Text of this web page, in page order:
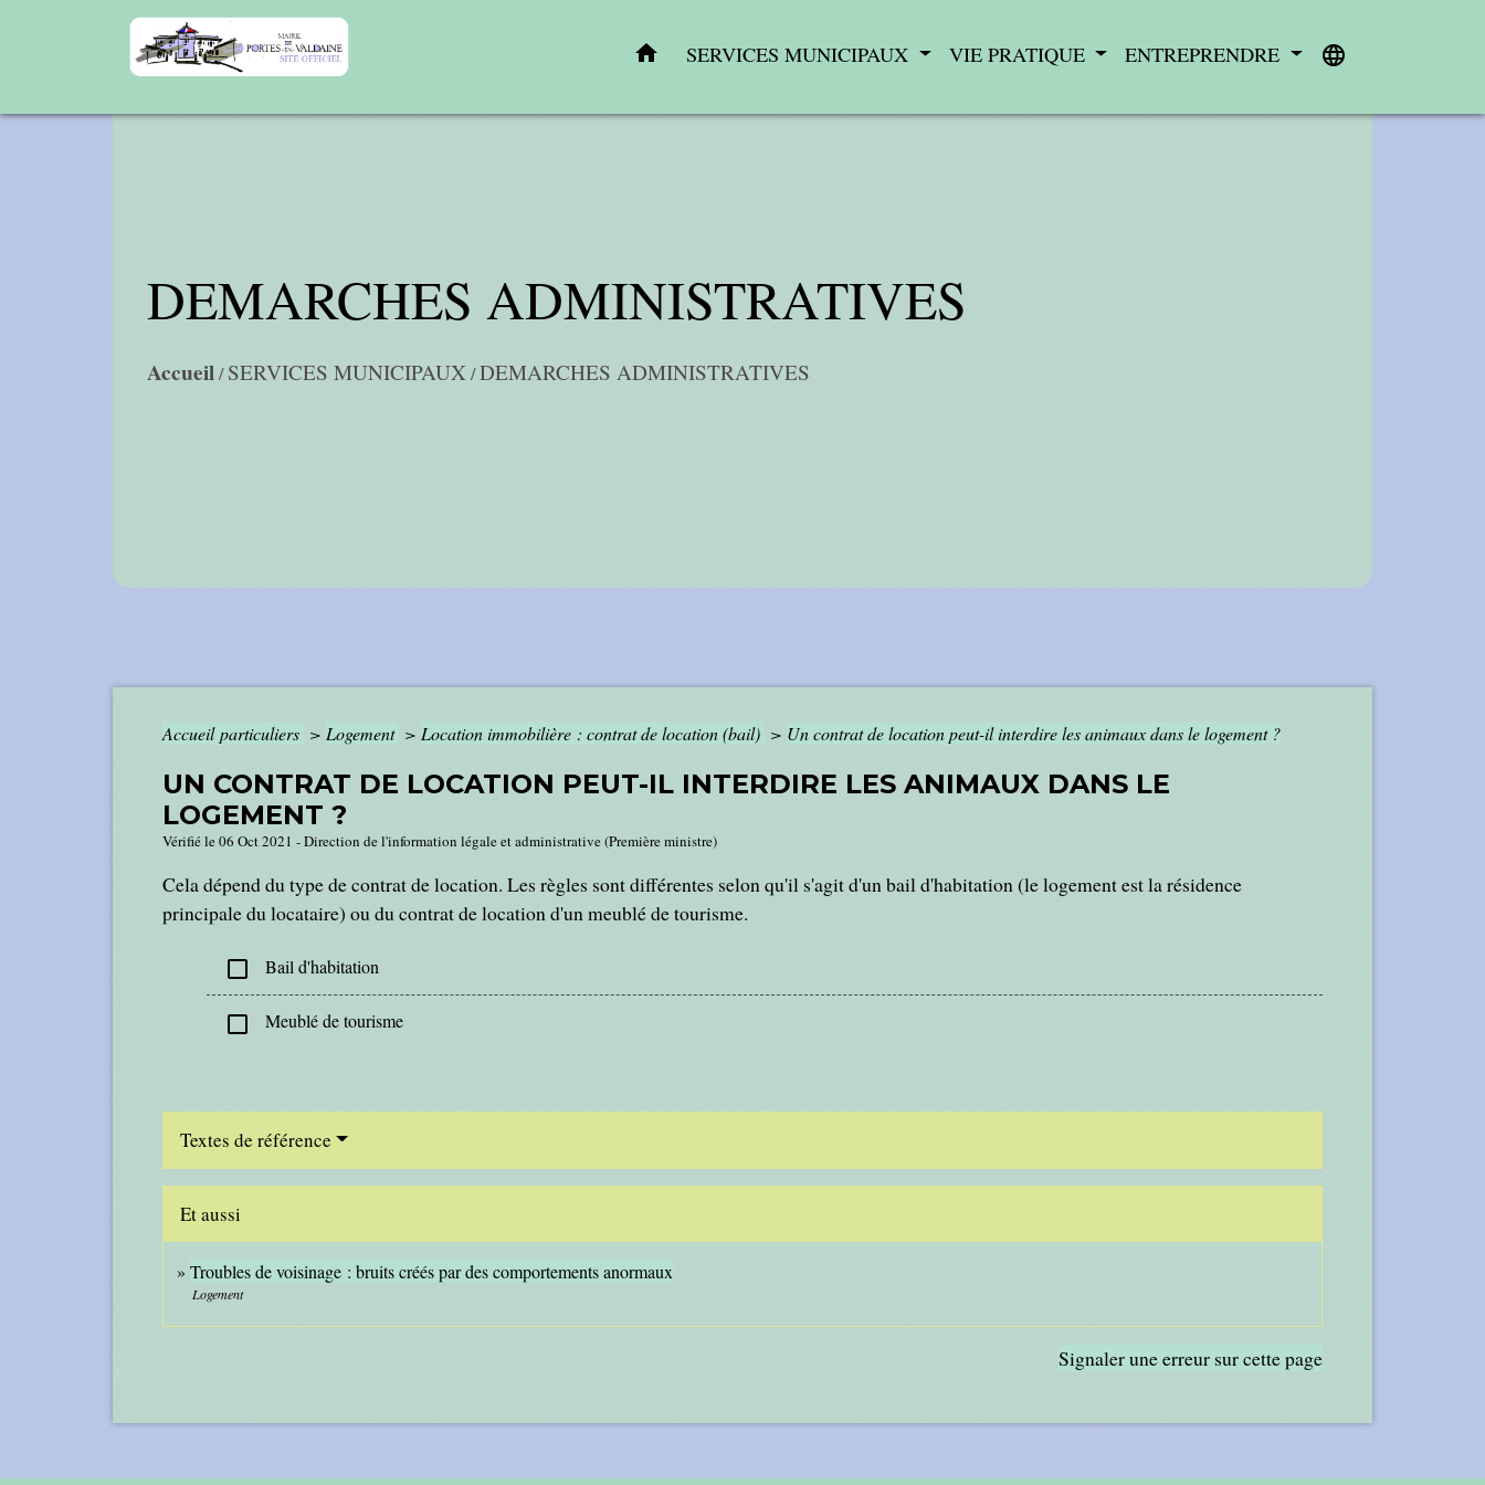
home SERVICES MUNICIPAUX VIE PRATIQUE ENTREPRENDRE language
DEMARCHES ADMINISTRATIVES
Accueil/SERVICES MUNICIPAUX /DEMARCHES ADMINISTRATIVES
Accueil particuliers > Logement > Location immobilière : contrat de location (bail) > Un contrat de location peut-il interdire les animaux dans le logement ?
UN CONTRAT DE LOCATION PEUT-IL INTERDIRE LES ANIMAUX DANS LE
LOGEMENT ?
Vérifié le 06 Oct 2021 - Direction de l'information légale et administrative (Première ministre)
Cela dépend du type de contrat de location. Les règles sont différentes selon qu'il s'agit d'un bail d'habitation (le logement est la résidence
principale du locataire) ou du contrat de location d'un meublé de tourisme.
check_box_outline_blank Bail d'habitation
check_box_outline_blank Meublé de tourisme
Textes de référence
Et aussi
Troubles de voisinage : bruits créés par des comportements anormaux
Logement
Signaler une erreur sur cette page